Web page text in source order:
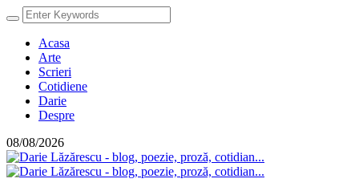
Acasa
Arte
Scrieri
Cotidiene
Darie
Despre
08/08/2026